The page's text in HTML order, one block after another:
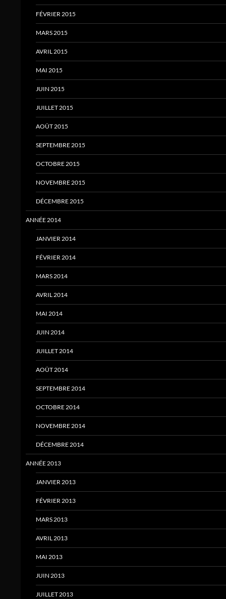
FÉVRIER 2015
MARS 2015
AVRIL 2015
MAI 2015
JUIN 2015
JUILLET 2015
AOÛT 2015
SEPTEMBRE 2015
OCTOBRE 2015
NOVEMBRE 2015
DÉCEMBRE 2015
ANNÉE 2014
JANVIER 2014
FÉVRIER 2014
MARS 2014
AVRIL 2014
MAI 2014
JUIN 2014
JUILLET 2014
AOÛT 2014
SEPTEMBRE 2014
OCTOBRE 2014
NOVEMBRE 2014
DÉCEMBRE 2014
ANNÉE 2013
JANVIER 2013
FÉVRIER 2013
MARS 2013
AVRIL 2013
MAI 2013
JUIN 2013
JUILLET 2013